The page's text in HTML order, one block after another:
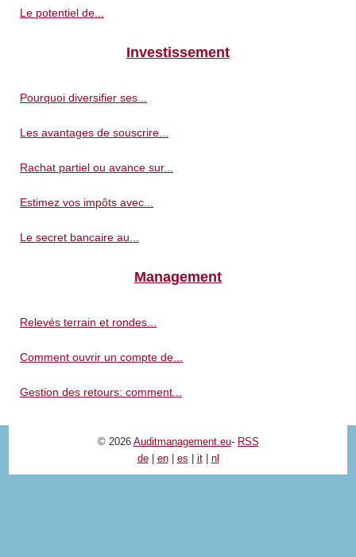
Le potentiel de...
Investissement
Pourquoi diversifier ses...
Les avantages de souscrire...
Rachat partiel ou avance sur...
Estimez vos impôts avec...
Le secret bancaire au...
Management
Relevés terrain et rondes...
Comment ouvrir un compte de...
Gestion des retours: comment...
© 2026 Auditmanagement.eu- RSS
de| en| es it| nl